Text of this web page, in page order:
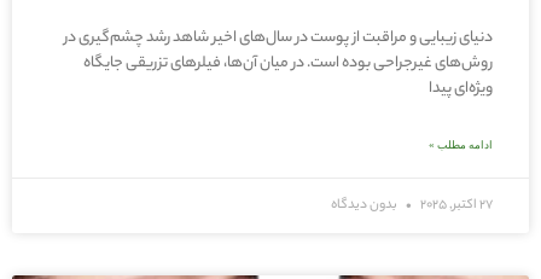
دنیای زیبایی و مراقبت از پوست در سال‌های اخیر شاهد رشد چشم‌گیری در
روش‌های غیرجراحی بوده است. در میان آن‌ها، فیلرهای تزریقی جایگاه
ویژه‌ای پیدا
ادامه مطلب »
27 اکتبر, 2025 بدون دیدگاه